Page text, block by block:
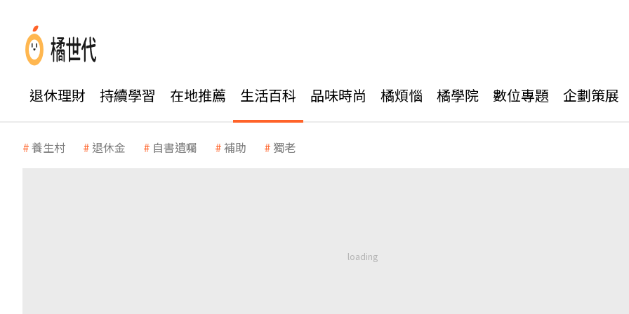
退休理財 持續學習 在地推薦 生活百科 品味時尚 橘煩惱 橘學院 數位專題 企劃策展
養生村 退休金 自書遺囑 補助 獨老